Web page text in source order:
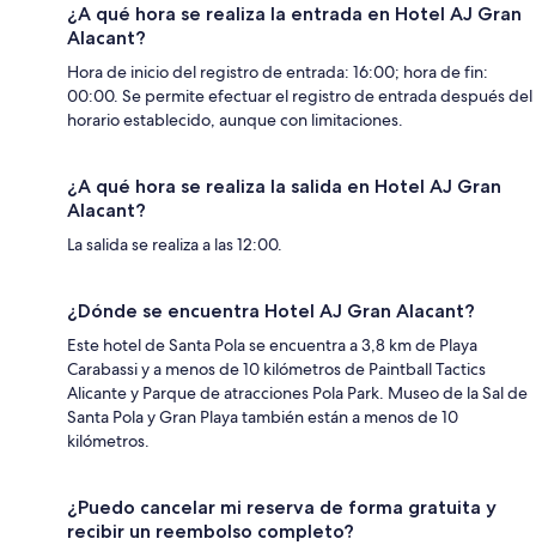
¿A qué hora se realiza la entrada en Hotel AJ Gran
Alacant?
Hora de inicio del registro de entrada: 16:00; hora de fin:
00:00. Se permite efectuar el registro de entrada después del
horario establecido, aunque con limitaciones.
¿A qué hora se realiza la salida en Hotel AJ Gran
Alacant?
La salida se realiza a las 12:00.
¿Dónde se encuentra Hotel AJ Gran Alacant?
Este hotel de Santa Pola se encuentra a 3,8 km de Playa
Carabassi y a menos de 10 kilómetros de Paintball Tactics
Alicante y Parque de atracciones Pola Park. Museo de la Sal de
Santa Pola y Gran Playa también están a menos de 10
kilómetros.
¿Puedo cancelar mi reserva de forma gratuita y
recibir un reembolso completo?